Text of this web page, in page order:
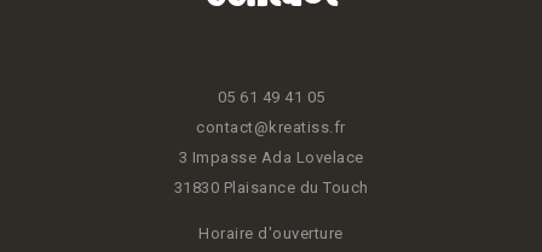
05 61 49 41 05
contact@kreatiss.fr
3 Impasse Ada Lovelace
31830 Plaisance du Touch
Horaire d'ouverture